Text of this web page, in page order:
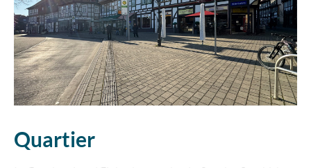
Quartier